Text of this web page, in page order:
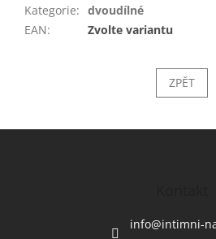
Kategorie: dvoudílné
EAN: Zvolte variantu
ZPĚT
info@intimni-